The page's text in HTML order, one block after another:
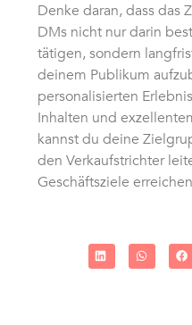
Denke daran, dass das
DMs nicht nur darin
tätigen, sondern
deinem Publikum
personalisierten
Inhalten und
kannst du deine
den Verkaufstrichter
Geschäftsziele